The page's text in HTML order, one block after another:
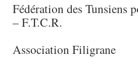
Fédération des Tunsiens
– F.T.C.R.
Association Filigrane